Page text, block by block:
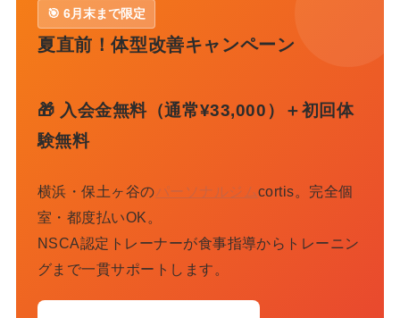
🎯 6月末まで限定
夏直前！体型改善キャンペーン
🎁 入会金無料（通常¥33,000）＋初回体
験無料
横浜・保土ヶ谷のパーソナルジムcortis。完全個
室・都度払いOK。
NSCA認定トレーナーが食事指導からトレーニン
グまで一貫サポートします。